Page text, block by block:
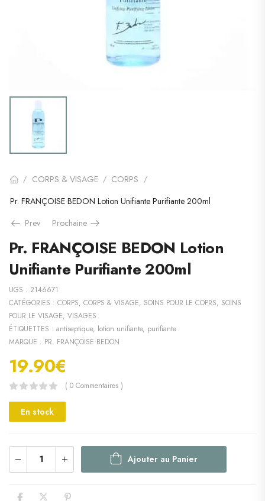
/ CORPS & VISAGE / CORPS /
Pr. FRANÇOISE BEDON Lotion Unifiante Purifiante 200ml
Prev
Prochaine
Pr. FRANÇOISE BEDON Lotion
Unifiante Purifiante 200ml
UGS : 2146671
CATÉGORIES : CORPS, CORPS & VISAGE, SOINS POUR LE COPRS, SOINS
POUR LE VISAGE, VISAGES
ÉTIQUETTES : antiseptique, lotion unifiante, purifiante
MARQUE : PR. FRANÇOISE BEDON
19.90€
( 0 Commentaires )
En stock
Ajouter au Panier